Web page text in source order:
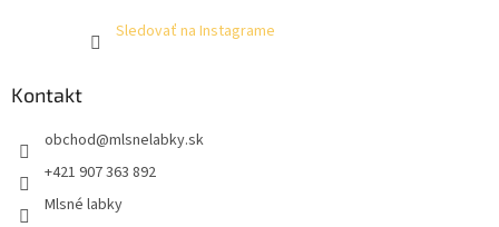
Sledovať na Instagrame
Kontakt
obchod@mlsnelabky.sk
+421 907 363 892
Mlsné labky